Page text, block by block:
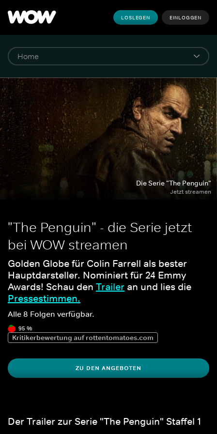
LOSLEGEN EINLOGGEN
Die Serie "The Penguin"
Jetzt streamen
"The Penguin" - die Serie jetzt
bei WOW streamen
Golden Globe für Colin Farrell als bester
Hauptdarsteller. Nominiert für 24 Emmy
Awards! Schau den Trailer an und lies die
Pressestimmen.
Alle 8 Folgen verfügbar.
95 %
Kritikerbewertung auf rottentomatoes.com
ZU DEN ANGEBOTEN
Der Trailer zur Serie "The Penguin" Staffel 1